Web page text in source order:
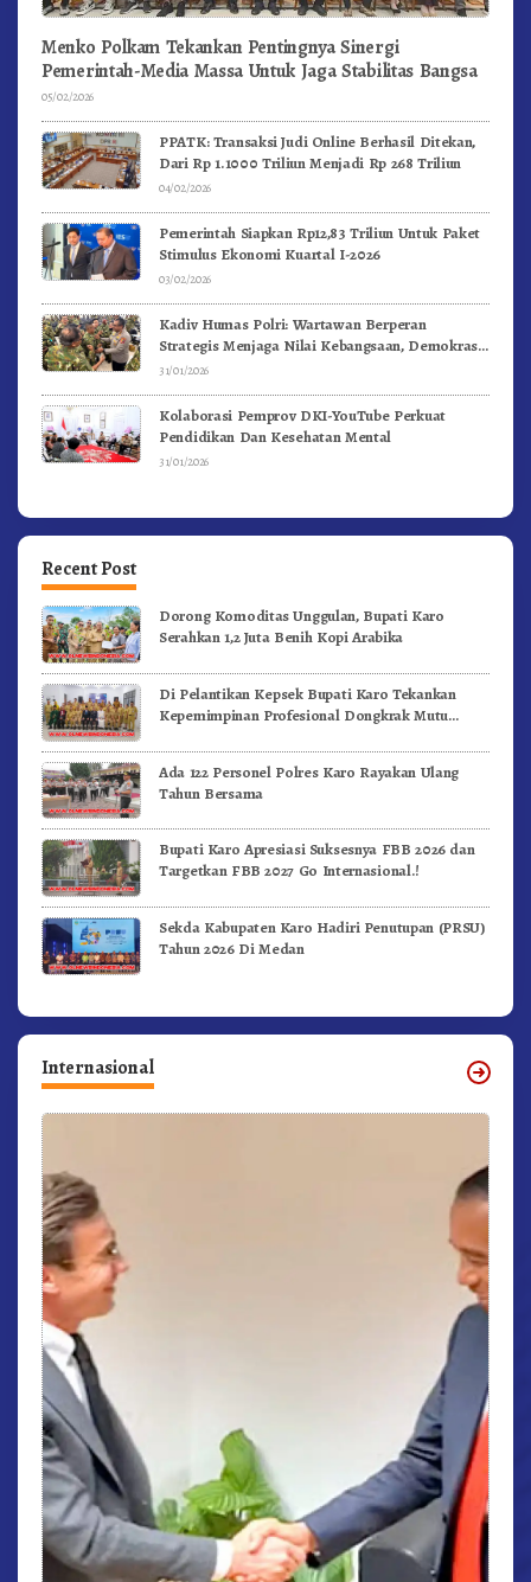
Menko Polkam Tekankan Pentingnya Sinergi
Pemerintah-Media Massa Untuk Jaga Stabilitas Bangsa
05/02/2026
PPATK: Transaksi Judi Online Berhasil Ditekan,
Dari Rp 1.1000 Triliun Menjadi Rp 268 Triliun
04/02/2026
Pemerintah Siapkan Rp12,83 Triliun Untuk Paket
Stimulus Ekonomi Kuartal I-2026
03/02/2026
Kadiv Humas Polri: Wartawan Berperan
Strategis Menjaga Nilai Kebangsaan, Demokrasi,
dan NKRI
31/01/2026
Kolaborasi Pemprov DKI-YouTube Perkuat
Pendidikan Dan Kesehatan Mental
31/01/2026
Recent Post
Dorong Komoditas Unggulan, Bupati Karo
Serahkan 1,2 Juta Benih Kopi Arabika
Di Pelantikan Kepsek Bupati Karo Tekankan
Kepemimpinan Profesional Dongkrak Mutu
Ada 122 Personel Polres Karo Rayakan Ulang
Tahun Bersama
Bupati Karo Apresiasi Suksesnya FBB 2026 dan
Targetkan FBB 2027 Go Internasional.!
Sekda Kabupaten Karo Hadiri Penutupan (PRSU)
Tahun 2026 Di Medan
Internasional